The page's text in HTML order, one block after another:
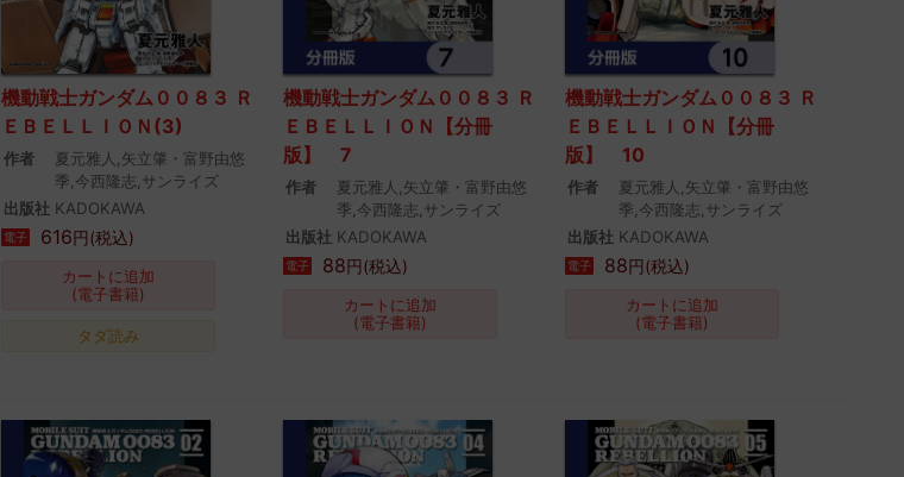
機動戦士ガンダム００８３ Ｒ
ＥＢＥＬＬＩＯＮ(3)
作者
夏元雅人,矢立肇・富野由悠
季,今西隆志,サンライズ
出版社 KADOKAWA
電子 616円(税込)
カートに追加
(電子書籍)
タダ読み
機動戦士ガンダム００８３ Ｒ
ＥＢＥＬＬＩＯＮ【分冊
版】 7
作者
夏元雅人,矢立肇・富野由悠
季,今西隆志,サンライズ
出版社 KADOKAWA
電子 88円(税込)
カートに追加
(電子書籍)
機動戦士ガンダム００８３ Ｒ
ＥＢＥＬＬＩＯＮ【分冊
版】 10
作者
夏元雅人,矢立肇・富野由悠
季,今西隆志,サンライズ
出版社 KADOKAWA
電子 88円(税込)
カートに追加
(電子書籍)